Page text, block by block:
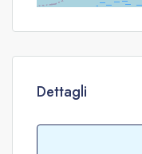
Dettagli